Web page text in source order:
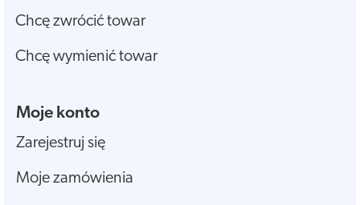
Chcę zwrócić towar
Chcę wymienić towar
Moje konto
Zarejestruj się
Moje zamówienia